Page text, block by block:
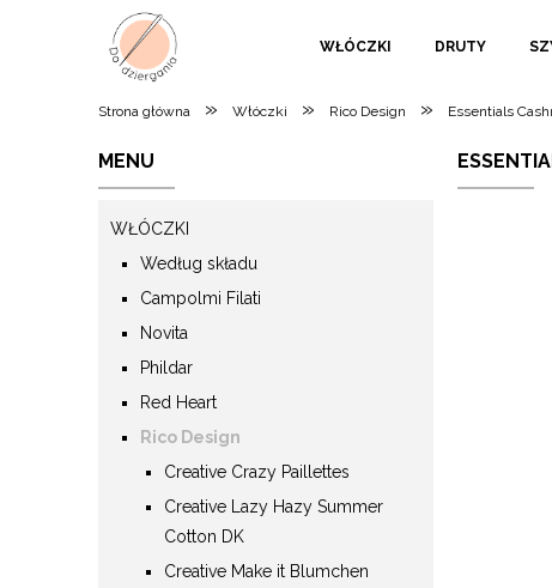
WŁÓCZKI DRUTY
Strona główna » Włóczki » Rico Design » Essentials
MENU
WŁÓCZKI
Według składu
Campolmi Filati
Novita
Phildar
Red Heart
Rico Design
Creative Crazy Paillettes
Creative Lazy Hazy Summer
Cotton DK
Creative Make it Blumchen